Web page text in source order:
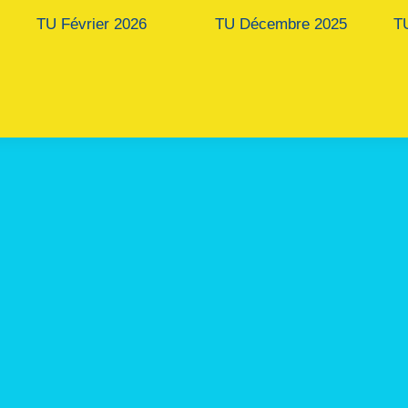
TU Février 2026 TU Décembre 2025